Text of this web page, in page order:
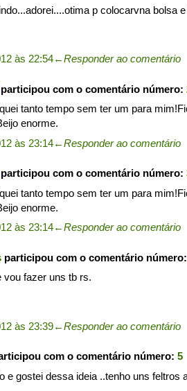
p colocarvna bolsa
às 22:54←Responder ao comentário
participou com o comentário número:
tanto tempo sem ter um para
enorme.
às 23:14←Responder ao comentário
participou com o comentário número:
tanto tempo sem ter um para
enorme.
às 23:14←Responder ao comentário
participou com o comentário número:
vou fazer uns tb rs.
às 23:39←Responder ao comentário
com o comentário número: 5
e gostei dessa ideia ..tenho uns feltros